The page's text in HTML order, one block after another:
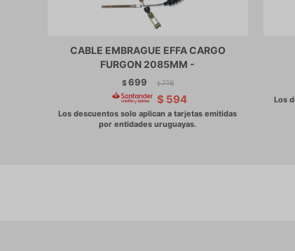
CABLE EMBRAGUE EFFA CARGO
FURGON 2085MM -
$699 $ 716
$ 594